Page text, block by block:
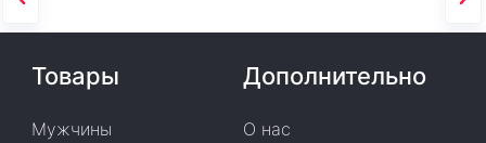
Товары
Мужчины
Дополнительно
О нас